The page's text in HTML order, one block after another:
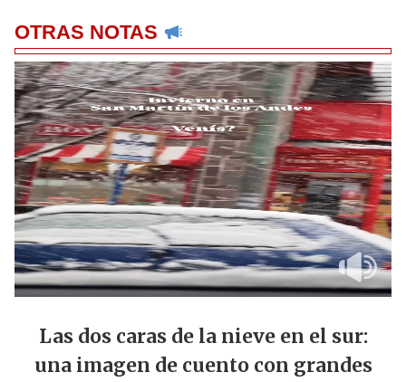
OTRAS NOTAS
Las dos caras de la nieve en el sur:
una imagen de cuento con grandes